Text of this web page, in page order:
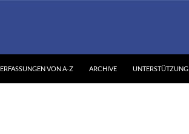
ERFASSUNGEN VON A-Z ARCHIVE UNTERSTÜTZUNG